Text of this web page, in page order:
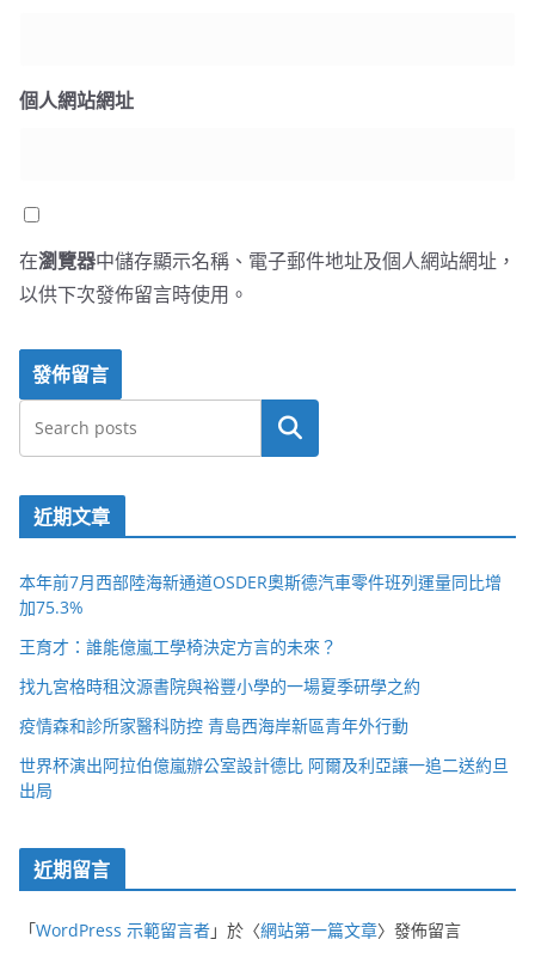
個人網站網址
在瀏覽器中儲存顯示名稱、電子郵件地址及個人網站網址，
以供下次發佈留言時使用。
搜尋
近期文章
本年前7月西部陸海新通道OSDER奧斯德汽車零件班列運量同比增
加75.3%
王育才：誰能億嵐工學椅決定方言的未來？
找九宮格時租汶源書院與裕豐小學的一場夏季研學之約
疫情森和診所家醫科防控 青島西海岸新區青年外行動
世界杯演出阿拉伯億嵐辦公室設計德比 阿爾及利亞讓一追二送約旦
出局
近期留言
「WordPress 示範留言者」於〈網站第一篇文章〉發佈留言